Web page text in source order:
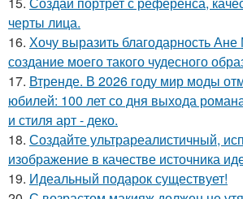
черты лица.
16. Хочу выразить благодарность
создание моего такого чудесного
17. Втренде. В 2026 году мир моды
юбилей: 100 лет со дня выхода
и стиля арт - деко.
18. Создайте ультрареалистичный,
изображение в качестве источника
19. Идеальный подарок существует!